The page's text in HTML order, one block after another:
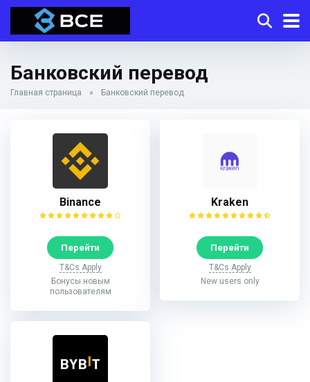
Банковский перевод
Главная страница » Банковский перевод
Binance
Перейти
T&Cs Apply
Бонусы новым
пользователям
Kraken
Перейти
T&Cs Apply
New users only